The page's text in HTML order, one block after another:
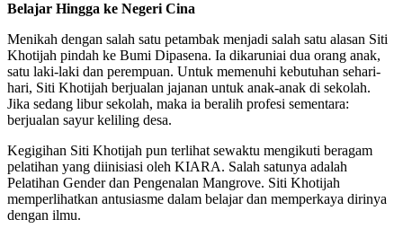
Belajar Hingga ke Negeri Cina
Menikah dengan salah satu petambak menjadi salah satu alasan Siti
Khotijah pindah ke Bumi Dipasena. Ia dikaruniai dua orang anak,
satu laki-laki dan perempuan. Untuk memenuhi kebutuhan sehari-
hari, Siti Khotijah berjualan jajanan untuk anak-anak di sekolah.
Jika sedang libur sekolah, maka ia beralih profesi sementara:
berjualan sayur keliling desa.
Kegigihan Siti Khotijah pun terlihat sewaktu mengikuti beragam
pelatihan yang diinisiasi oleh KIARA. Salah satunya adalah
Pelatihan Gender dan Pengenalan Mangrove. Siti Khotijah
memperlihatkan antusiasme dalam belajar dan memperkaya dirinya
dengan ilmu.